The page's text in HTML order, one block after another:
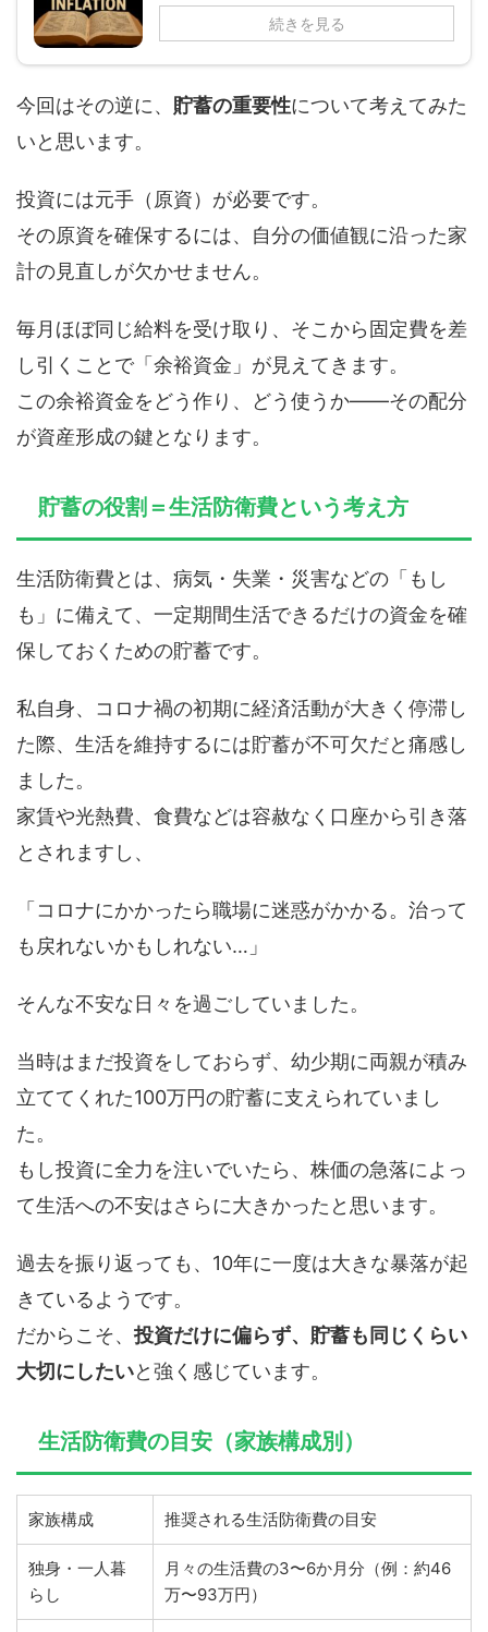
続きを見る
今回はその逆に、 貯蓄の重要性について考えてみた
いと思います。
投資には元手（原資）が必要です。
その原資を確保するには、自分の価値観に沿った家
計の見直しが欠かせません。
毎月ほぼ同じ給料を受け取り、そこから固定費を差
し引くことで「余裕資金」が見えてきます。
この余裕資金をどう作り、どう使うか――その配分
が資産形成の鍵となります。
貯蓄の役割＝生活防衛費という考え方
生活防衛費とは、病気・失業・災害などの「もし
も」に備えて、一定期間生活できるだけの資金を確
保しておくための貯蓄です。
私自身、コロナ禍の初期に経済活動が大きく停滞し
た際、生活を維持するには貯蓄が不可欠だと痛感し
ました。
家賃や光熱費、食費などは容赦なく口座から引き落
とされますし、
「コロナにかかったら職場に迷惑がかかる。治って
も戻れないかもしれない…」
そんな不安な日々を過ごしていました。
当時はまだ投資をしておらず、幼少期に両親が積み
立ててくれた100万円の貯蓄に支えられていまし
た。
もし投資に全力を注いでいたら、株価の急落によっ
て生活への不安はさらに大きかったと思います。
過去を振り返っても、10年に一度は大きな暴落が起
きているようです。
だからこそ、投資だけに偏らず、貯蓄も同じくらい
大切にしたいと強く感じています。
生活防衛費の目安（家族構成別）
家族構成 推奨される生活防衛費の目安
独身・一人暮
らし
月々の生活費の3〜6か月分（例：約46
万〜93万円）